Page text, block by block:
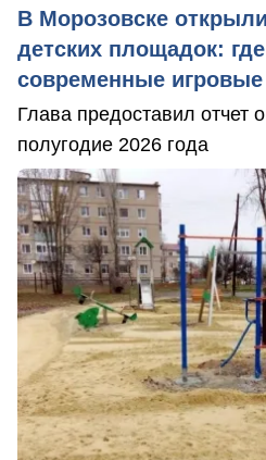
В Морозовске
детских площадок:
современные
Глава предоставил отчет
полугодие 2026 года